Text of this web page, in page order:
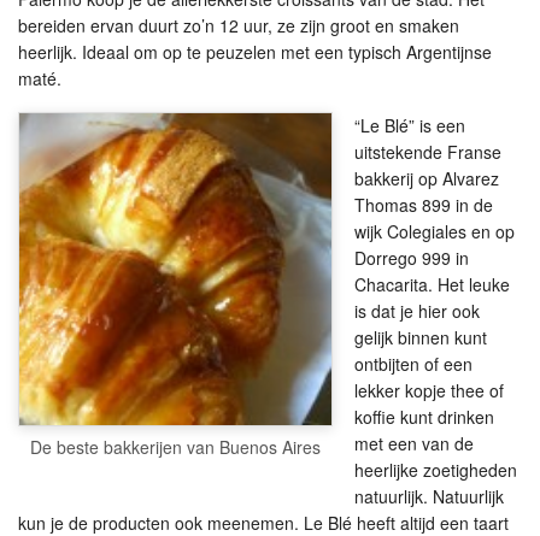
bereiden ervan duurt zo’n 12 uur, ze zijn groot en smaken
heerlijk. Ideaal om op te peuzelen met een typisch Argentijnse
maté.
De beste bakkerijen van Buenos Aires
“Le Blé” is een
uitstekende Franse
bakkerij op Alvarez
Thomas 899 in de
wijk Colegiales en op
Dorrego 999 in
Chacarita. Het leuke
is dat je hier ook
gelijk binnen kunt
ontbijten of een
lekker kopje thee of
koffie kunt drinken
met een van de
heerlijke zoetigheden
natuurlijk. Natuurlijk
kun je de producten ook meenemen. Le Blé heeft altijd een taart